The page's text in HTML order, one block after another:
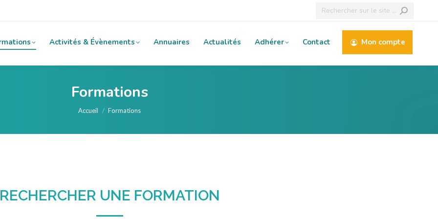
Recherche
Activités & Évènements Annuaires Actualités Adhérer Contact Mon compte
Formations
Vous êtes ici :
Accueil Formations
RECHERCHER UNE FORMATION